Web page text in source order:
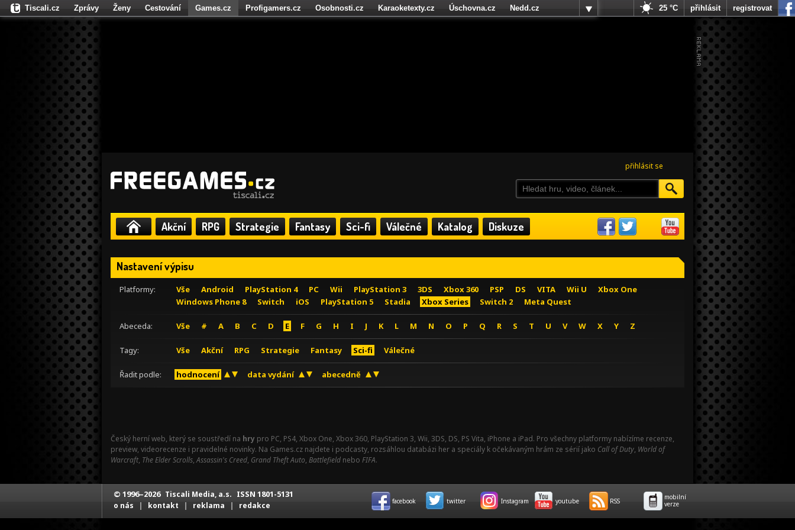
přihlásit se
Akční RPG Strategie Fantasy Sci-fi Válečné Katalog Diskuze
Nastavení výpisu
Platformy: Vše Android PlayStation 4 PC Wii PlayStation 3 3DS Xbox 360 PSP DS VITA Wii U
Xbox One
Windows Phone 8
Switch iOS PlayStation 5 Stadia Xbox Series Switch 2 Meta Quest
Abeceda: Vše # A B C D E F G H I J K L M N O P Q R S T U V W X Y Z
Tagy: Vše Akční RPG Strategie Fantasy Sci-fi Válečné
Řadit podle: hodnocení data vydání abecedně
Český herní web, který se soustředí na hry pro PC, PS4, Xbox One, Xbox 360, PlayStation 3, Wii, 3DS, DS, PS Vita, iPhone a iPad. Pro všechny platformy nabízíme recenze,
preview, videorecenze i pravidelné novinky. Na Games.cz najdete i podcasty, rozsáhlou databázi her a speciály k očekávaným hrám ze sérií jako Call of Duty, World of
Warcraft, The Elder Scrolls,Assassin's Creed, Grand Theft Auto, Battlefield nebo FIFA.
Tiscali.cz Zprávy Ženy Cestování Games.cz Profigamers.cz Osobnosti.cz Karaoketexty.cz Úschovna.cz
Nedd.cz
Fights.cz
25 °C přihlásit registrovat
© 1996–2026 Tiscali Media, a.s. ISSN 1801-5131
o nás | kontakt | reklama | redakce facebook twitter Instagram youtube RSS
mobilní
verze